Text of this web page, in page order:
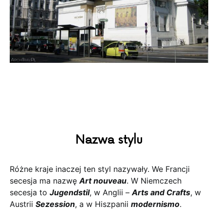
Nazwa stylu
Różne kraje inaczej ten styl nazywały. We Francji
secesja ma nazwęArt nouveau. W Niemczech
secesja to Jugendstil, w Anglii –Arts and Crafts, w
Austrii Sezession, a w Hiszpanii modernismo.